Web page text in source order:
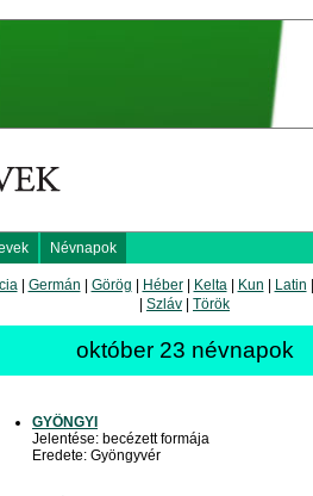
Névnapok
| Germán Görög Héber| Kelta| Kun Latin
Szláv Török
október 23 névnapok
GYÖNGYI
Jelentése: becézett formája
Eredete: Gyöngyvér